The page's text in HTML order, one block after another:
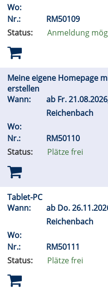
Wo:
Nr.:
RM50109
Status:
Anmeldung
Meine eigene Homepage
erstellen
Wann:
ab Fr.
Reichenbach
Wo:
Nr.:
RM50110
Status:
Plätze frei
Tablet-PC
Wann:
ab Do.
Reichenbach
Wo:
Nr.:
RM50111
Status:
Plätze frei